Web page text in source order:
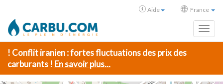
Aide France
! Conflit iranien : fortes fluctuations des prix des
carburants ! En savoir plus...